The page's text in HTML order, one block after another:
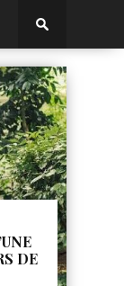
DE